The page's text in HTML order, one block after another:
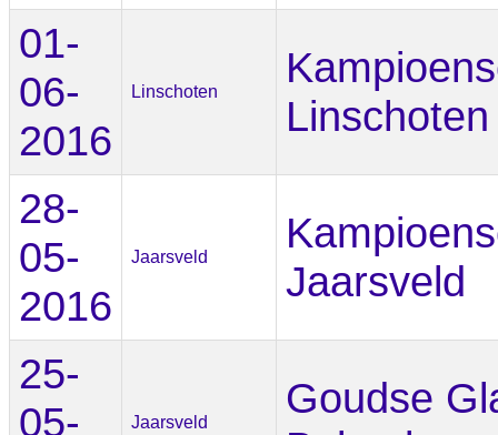
01-
06-
2016
Linschoten
Linschoten
28-
05-
2016
Jaarsveld
Jaarsveld
25-
05-
Jaarsveld
Goudse